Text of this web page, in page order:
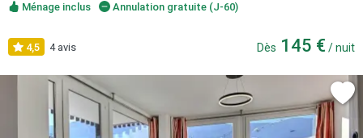
Ménage inclus Annulation gratuite (J-60)
4,5 4 avis Dès 145 € / nuit